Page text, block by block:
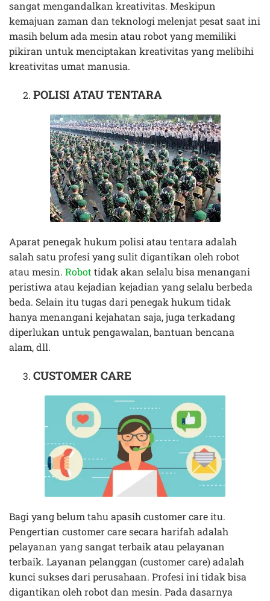
sangat mengandalkan kreativitas. Meskipun
kemajuan zaman dan teknologi melenjat pesat saat ini
masih belum ada mesin atau robot yang memiliki
pikiran untuk menciptakan kreativitas yang melibihi
kreativitas umat manusia.
POLISI ATAU TENTARA
Aparat penegak hukum polisi atau tentara adalah
salah satu profesi yang sulit digantikan oleh robot
atau mesin. Robot tidak akan selalu bisa menangani
peristiwa atau kejadian kejadian yang selalu berbeda
beda. Selain itu tugas dari penegak hukum tidak
hanya menangani kejahatan saja, juga terkadang
diperlukan untuk pengawalan, bantuan bencana
alam, dll.
CUSTOMER CARE
Bagi yang belum tahu apasih customer care itu.
Pengertian customer care secara harifah adalah
pelayanan yang sangat terbaik atau pelayanan
terbaik. Layanan pelanggan (customer care) adalah
kunci sukses dari perusahaan. Profesi ini tidak bisa
digantikan oleh robot dan mesin. Pada dasarnya